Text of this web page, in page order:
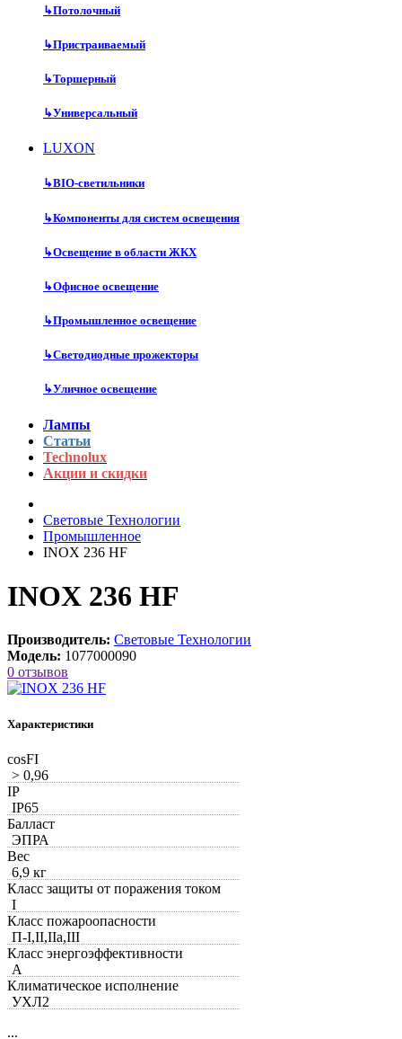
↳Потолочный
↳Пристраиваемый
↳Торшерный
↳Универсальный
LUXON
↳BIO-светильники
↳Компоненты для систем освещения
↳Освещение в области ЖКХ
↳Офисное освещение
↳Промышленное освещение
↳Светодиодные прожекторы
↳Уличное освещение
Лампы
Статьи
Technolux
Акции и скидки
Световые Технологии
Промышленное
INOX 236 HF
INOX 236 HF
Производитель: Световые Технологии
Модель: 1077000090
0 отзывов
Характеристики
cosFI
> 0,96
IP
IP65
Балласт
ЭПРА
Вес
6,9 кг
Класс защиты от поражения током
I
Класс пожароопасности
П-I,II,IIa,ІІІ
Класс энергоэффективности
A
Климатическое исполнение
УХЛ2
...